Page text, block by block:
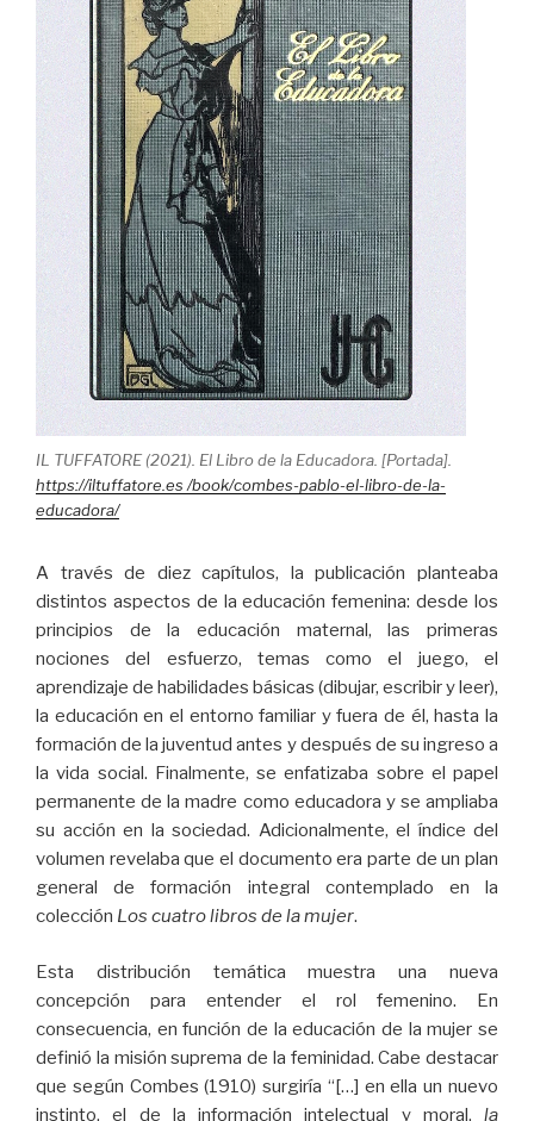
IL TUFFATORE (2021). El Libro de la Educadora. [Portada].
https://iltuffatore.es /book/combes-pablo-el-libro-de-la-
educadora/
A través de diez capítulos, la publicación planteaba
distintos aspectos de la educación femenina: desde los
principios de la educación maternal, las primeras
nociones del esfuerzo, temas como el juego, el
aprendizaje de habilidades básicas (dibujar, escribir y leer),
la educación en el entorno familiar y fuera de él, hasta la
formación de la juventud antes y después de su ingreso a
la vida social. Finalmente, se enfatizaba sobre el papel
permanente de la madre como educadora y se ampliaba
su acción en la sociedad. Adicionalmente, el índice del
volumen revelaba que el documento era parte de un plan
general de formación integral contemplado en la
colección Los cuatro libros de la mujer.
Esta distribución temática muestra una nueva
concepción para entender el rol femenino. En
consecuencia, en función de la educación de la mujer se
definió la misión suprema de la feminidad. Cabe destacar
que según Combes (1910) surgiría “[…] en ella un nuevo
instinto, el de la información intelectual y moral, la